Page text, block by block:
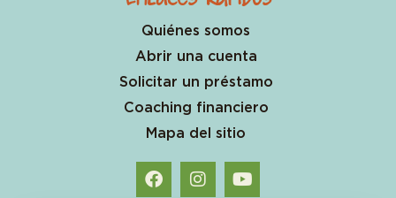
Quiénes somos
Abrir una cuenta
Solicitar un préstamo
Coaching financiero
Mapa del sitio